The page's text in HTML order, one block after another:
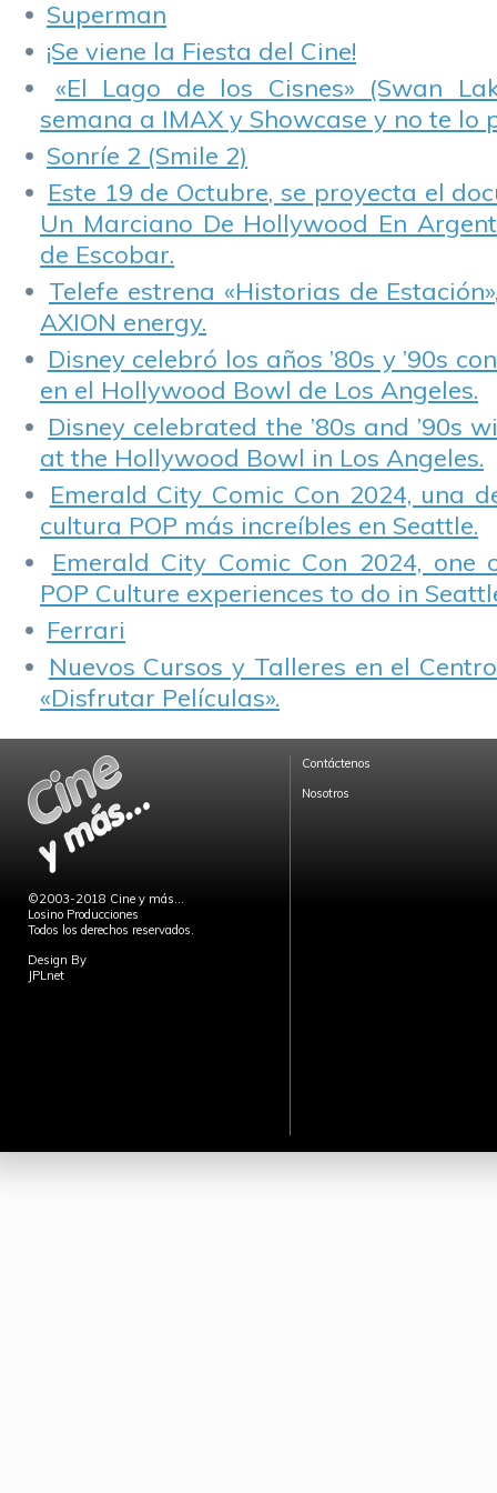
Transeuropa.
Superman
¡Se viene la Fiesta del Cine!
«El Lago de los Cisnes» (Swan
semana a IMAX y Showcase y no te lo
Sonríe 2 (Smile 2)
Este 19 de Octubre, se proyecta el
Un Marciano De Hollywood En
de Escobar.
Telefe estrena «Historias de
AXION energy.
Disney celebró los años ’80s y ’90s
en el Hollywood Bowl de Los Angeles.
Disney celebrated the ’80s and ’90s
at the Hollywood Bowl in Los Angeles.
Emerald City Comic Con 2024, una
cultura POP más increíbles en Seattle.
Emerald City Comic Con 2024,
POP Culture experiences to do in
Ferrari
Nuevos Cursos y Talleres en el
«Disfrutar Películas».
©2003-2018 Cine y más...
Losino Producciones
Todos los derechos reservados.
Design By
JPLnet
Contáctenos
Nosotros